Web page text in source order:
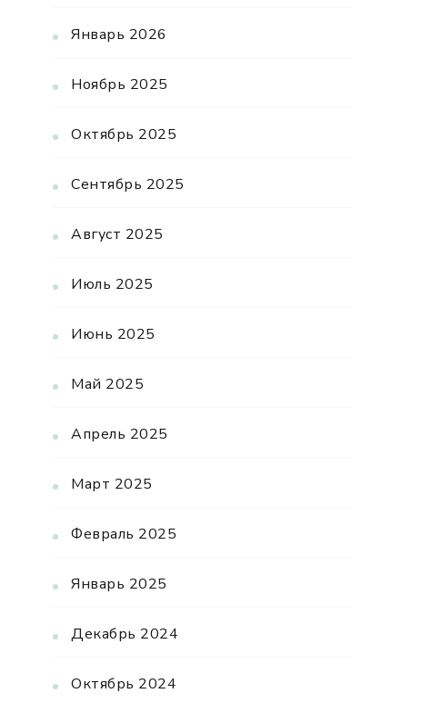
Январь 2026
Ноябрь 2025
Октябрь 2025
Сентябрь 2025
Август 2025
Июль 2025
Июнь 2025
Май 2025
Апрель 2025
Март 2025
Февраль 2025
Январь 2025
Декабрь 2024
Октябрь 2024